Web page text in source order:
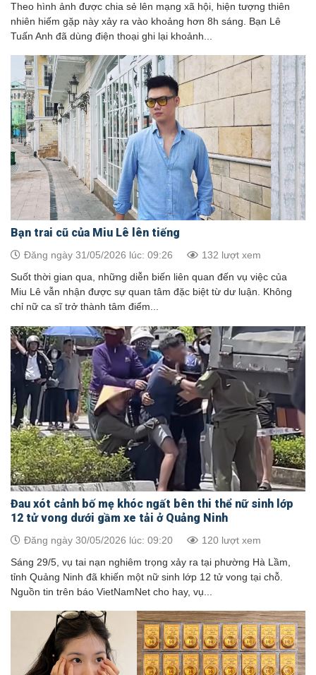
Theo hình ảnh được chia sẻ lên mạng xã hội, hiện tượng thiên
nhiên hiếm gặp này xảy ra vào khoảng hơn 8h sáng. Bạn Lê
Tuấn Anh đã dùng điện thoại ghi lại khoảnh...
Bạn trai cũ của Miu Lê lên tiếng
Đăng ngày 31/05/2026 lúc: 09:26 132 lượt xem
Suốt thời gian qua, những diễn biến liên quan đến vụ việc của
Miu Lê vẫn nhận được sự quan tâm đặc biệt từ dư luận. Không
chỉ nữ ca sĩ trở thành tâm điểm...
Đau xót cảnh bố mẹ khóc ngất bên thi thể nữ sinh lớp
12 tử vong dưới gầm xe tải ở Quảng Ninh
Đăng ngày 30/05/2026 lúc: 09:20 120 lượt xem
Sáng 29/5, vụ tai nạn nghiêm trọng xảy ra tại phường Hà Lầm,
tỉnh Quảng Ninh đã khiến một nữ sinh lớp 12 tử vong tại chỗ.
Nguồn tin trên báo VietNamNet cho hay, vụ...